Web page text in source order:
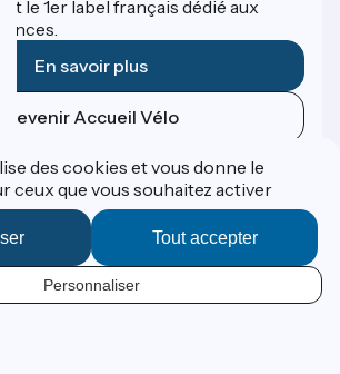
le 1er label français dédié aux
En savoir plus
Devenir Accueil Vélo
de Destination France
des cookies et vous donne le
ceux que vous souhaitez activer
Tout accepter
Personnaliser